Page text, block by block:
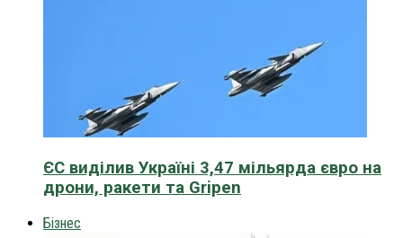
ЄС виділив Україні 3,47 мільярда євро на
дрони, ракети та Gripen
Бізнес